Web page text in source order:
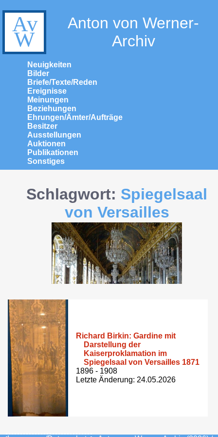
Anton von Werner-
Archiv
Neuigkeiten
Bilder
Briefe/Texte/Reden
Ereignisse
Meinungen
Beziehungen
Ehrungen/Ämter/Aufträge
Besitzer
Ausstellungen
Auktionen
Publikationen
Sonstiges
Schlagwort: Spiegelsaal
von Versailles
Richard Birkin: Gardine mit
Darstellung der
Kaiserproklamation im
Spiegelsaal von Versailles 1871
1896 - 1908
Letzte Änderung: 24.05.2026